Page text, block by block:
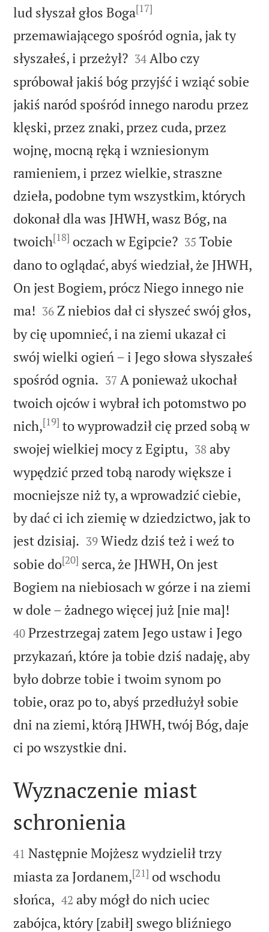
lud słyszał głos Boga[17]
przemawiającego spośród ognia, jak ty
słyszałeś, i przeżył?
34 Albo czy
spróbował jakiś bóg przyjść i wziąć sobie
jakiś naród spośród innego narodu przez
klęski, przez znaki, przez cuda, przez
wojnę, mocną ręką i wzniesionym
ramieniem, i przez wielkie, straszne
dzieła, podobne tym wszystkim, których
dokonał dla was JHWH, wasz Bóg, na
twoich[18] oczach w Egipcie?
35 Tobie
dano to oglądać, abyś wiedział, że JHWH,
On jest Bogiem, prócz Niego innego nie
ma! 

36 Z niebios dał ci słyszeć swój głos,
by cię upomnieć, i na ziemi ukazał ci
swój wielki ogień – i Jego słowa słyszałeś
spośród ognia. 

37 A ponieważ ukochał
twoich ojców i wybrał ich potomstwo po
nich,[19] to wyprowadził cię przed sobą w
swojej wielkiej mocy z Egiptu, 

38 aby
wypędzić przed tobą narody większe i
mocniejsze niż ty, a wprowadzić ciebie,
by dać ci ich ziemię w dziedzictwo, jak to
jest dzisiaj. 

39 Wiedz dziś też i weź to
sobie do[20] serca, że JHWH, On jest
Bogiem na niebiosach w górze i na ziemi
w dole – żadnego więcej już [nie ma]!
40 Przestrzegaj zatem Jego ustaw i Jego
przykazań, które ja tobie dziś nadaję, aby
było dobrze tobie i twoim synom po
tobie, oraz po to, abyś przedłużył sobie
dni na ziemi, którą JHWH, twój Bóg, daje
ci po wszystkie dni.

Wyznaczenie miast
schronienia

41 Następnie Mojżesz wydzielił trzy
miasta za Jordanem,[21] od wschodu
słońca, 

42 aby mógł do nich uciec
zabójca, który [zabił] swego bliźniego